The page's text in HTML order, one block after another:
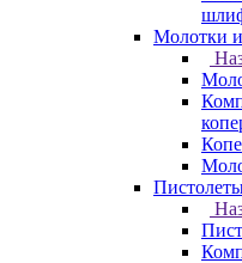
Молотки